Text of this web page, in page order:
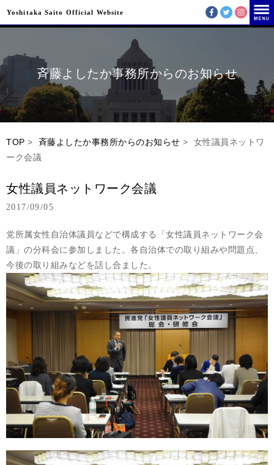
Yoshitaka Saito Official Website
斉藤よしたか事務所からのお知らせ
TOP > 斉藤よしたか事務所からのお知らせ > 女性議員ネットワ
ーク会議
女性議員ネットワーク会議
2017/09/05
党所属女性自治体議員などで構成する「女性議員ネットワーク会
議」の分科会に参加しました。各自治体での取り組みや問題点、
今後の取り組みなどを話し合ました。